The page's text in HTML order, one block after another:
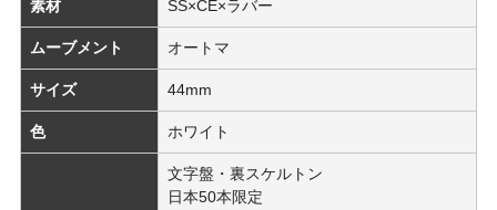
素材 SS×CE×ラバー
ムーブメント オートマ
サイズ 44mm
色 ホワイト
文字盤・裏スケルトン
日本50本限定